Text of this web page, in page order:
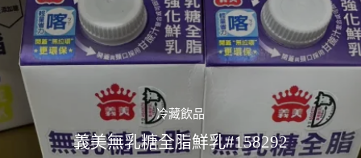
冷藏飲品
義美無乳糖全脂鮮乳#158292